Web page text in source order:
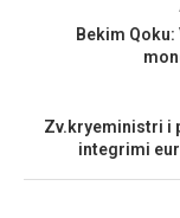
Bekim
Zv.kryeministri i
integrimi